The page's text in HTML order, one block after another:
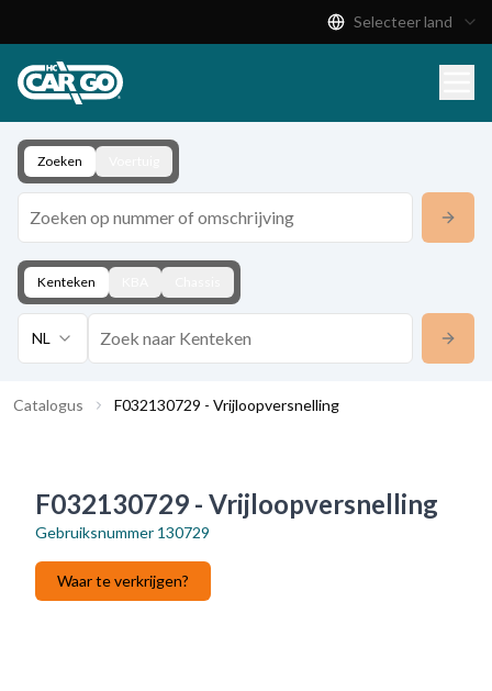
Download
Contact
Selecteer land
Zoeken
Kenteken
NL
Catalogus F032130729 - Vrijloopversnelling
F032130729 - Vrijloopversnelling
Gebruiksnummer 130729
Waar te verkrijgen?